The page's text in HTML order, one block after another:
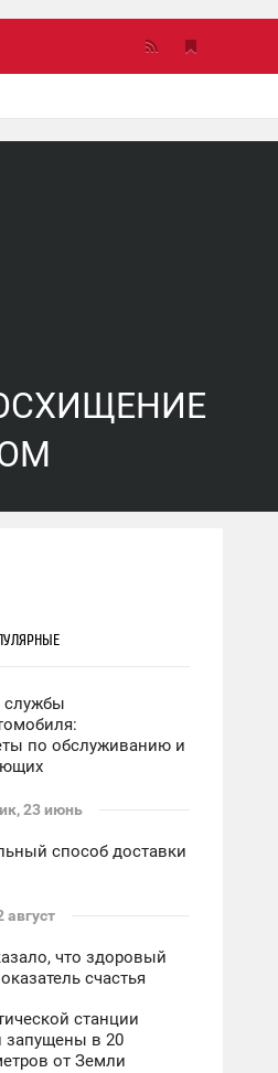
службы
по обслуживанию и
23 июнь
способ доставки
август
что здоровый
счастья
станции
запущены в 20
от Земли